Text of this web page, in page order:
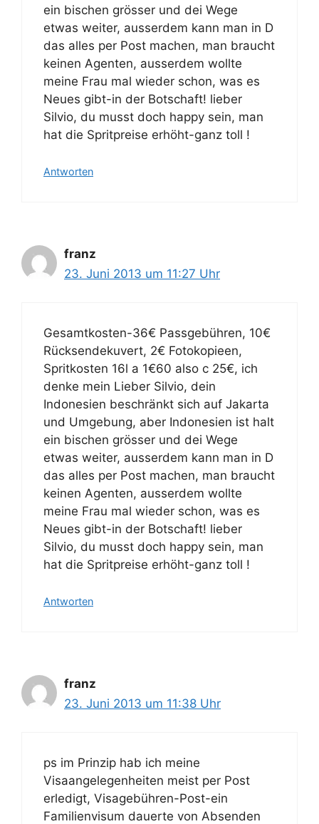
ein bischen grösser und dei Wege
etwas weiter, ausserdem kann man in D
das alles per Post machen, man braucht
keinen Agenten, ausserdem wollte
meine Frau mal wieder schon, was es
Neues gibt-in der Botschaft! lieber
Silvio, du musst doch happy sein, man
hat die Spritpreise erhöht-ganz toll !
Antworten
franz
23. Juni 2013 um 11:27 Uhr
Gesamtkosten-36€ Passgebühren, 10€
Rücksendekuvert, 2€ Fotokopieen,
Spritkosten 16l a 1€60 also c 25€, ich
denke mein Lieber Silvio, dein
Indonesien beschränkt sich auf Jakarta
und Umgebung, aber Indonesien ist halt
ein bischen grösser und dei Wege
etwas weiter, ausserdem kann man in D
das alles per Post machen, man braucht
keinen Agenten, ausserdem wollte
meine Frau mal wieder schon, was es
Neues gibt-in der Botschaft! lieber
Silvio, du musst doch happy sein, man
hat die Spritpreise erhöht-ganz toll !
Antworten
franz
23. Juni 2013 um 11:38 Uhr
ps im Prinzip hab ich meine
Visaangelegenheiten meist per Post
erledigt, Visagebühren-Post-ein
Familienvisum dauerte von Absenden